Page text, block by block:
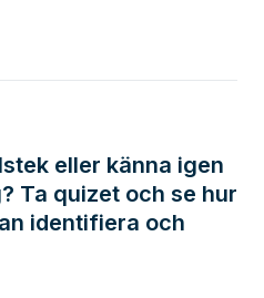
eller känna igen
Ta quizet och se hur
identifiera och